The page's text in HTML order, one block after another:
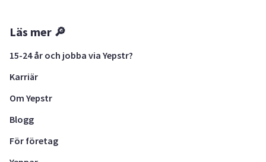
Läs mer 🔎
15-24 år och jobba via Yepstr?
Karriär
Om Yepstr
Blogg
För företag